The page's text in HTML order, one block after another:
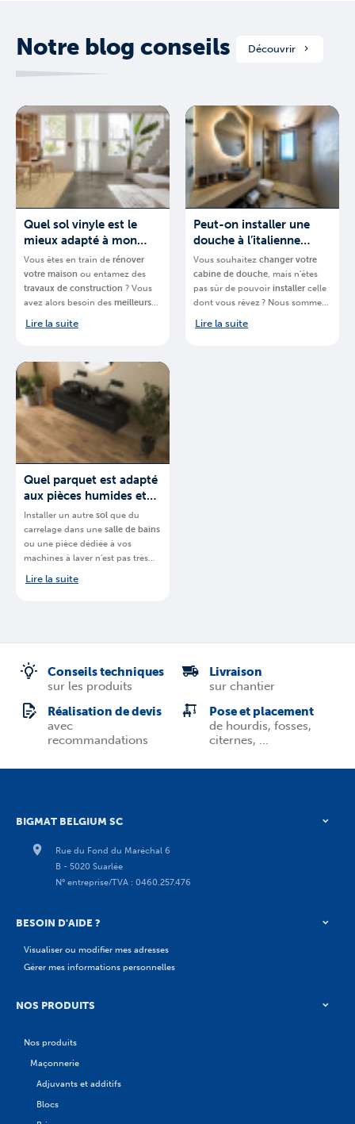
Notre blog conseils Découvrir
Quel sol vinyle est le
mieux adapté à mon
projet ?
Vous êtes en train de rénover
votre maison ou entamez des
travaux de construction ? Vous
avez alors besoin des meilleurs
magasins spécialisés, vous
votre projet.
Lire la suite
Peut-on installer une
douche à l’italienne
partout ?
Vous souhaitez changer votre
cabine de douche , mais n’êtes
pas sûr de pouvoir installer celle
dont vous rêvez ? Nous sommes-
chaine de magasins spécialisés,
Lire la suite
Quel parquet est adapté
aux pièces humides et
quelles précautions
prendre ?
Installer un autre sol que du
carrelage dans une salle de bains
ou une pièce dédiée à vos
machines à laver n’est pas très
possible.BigMat
Lire la suite
Conseils techniques
sur les produits
Livraison
sur chantier
Réalisation de devis
avec
recommandations
Pose et placement
de hourdis, fosses,
citernes, ...
BIGMAT BELGIUM SC
Rue du Fond du Maréchal 6
B - 5020 Suarlée
N° entreprise/TVA : 0460.257.476
BESOIN D'AIDE ?
Visualiser ou modifier mes adresses
Gérer mes informations personnelles
NOS PRODUITS
Nos produits
Maçonnerie
Adjuvants et additifs
Blocs